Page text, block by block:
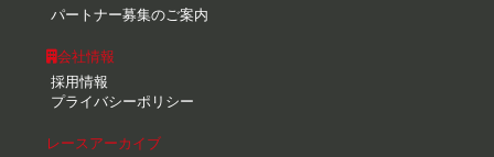
パートナー募集のご案内
会社情報
採用情報
プライバシーポリシー
レースアーカイブ